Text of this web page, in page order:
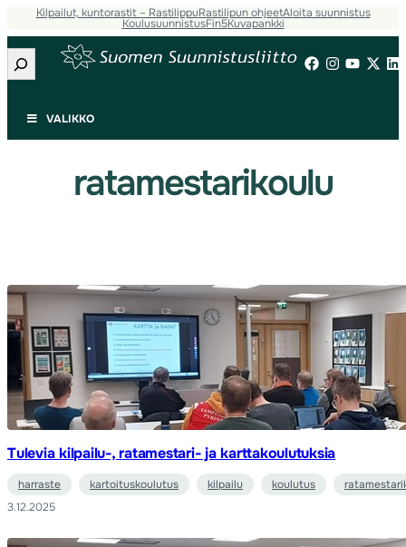
Siirry
sisältöön
Kilpailut, kuntorastit – RastilippuRastilipun ohjeetAloita suunnistus
KoulusuunnistusFin5Kuvapankki
Etsi
VALIKKO
ratamestarikoulu
Tulevia kilpailu-, ratamestari- ja karttakoulutuksia
harraste kartoituskoulutus kilpailu koulutus
3.12.2025